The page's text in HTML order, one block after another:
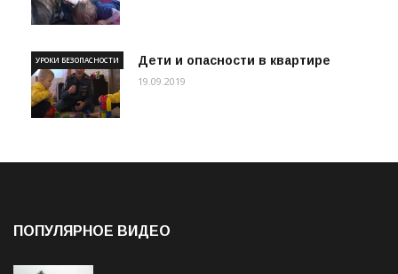
Дети и опасности в квартире
УРОКИ БЕЗОПАСНОСТИ
19.09.2019
ПОПУЛЯРНОЕ ВИДЕО